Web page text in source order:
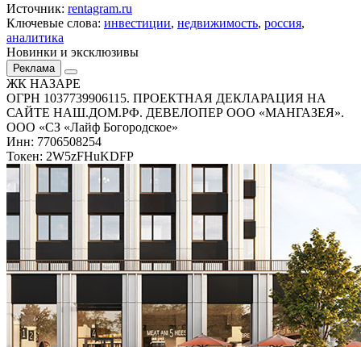
Источник: rentagram.ru
Ключевые слова: инвестиции, недвижимость, россия,
аналитика
Новинки и эксклюзивы
Реклама
ЖК НАЗАРЕ
ОГРН 1037739906115. ПРОЕКТНАЯ ДЕКЛАРАЦИЯ НА
САЙТЕ НАШ.ДОМ.РФ. ДЕВЕЛОПЕР ООО «МАНГАЗЕЯ».
ООО «СЗ «Лайф Богородское»
Инн: 7706508254
Токен: 2W5zFHuKDFP